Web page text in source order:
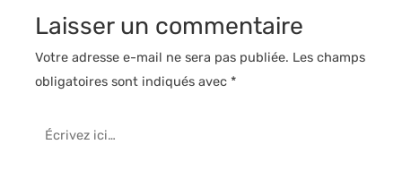
Laisser un commentaire
Votre adresse e-mail ne sera pas publiée. Les champs
obligatoires sont indiqués avec *
Écrivez